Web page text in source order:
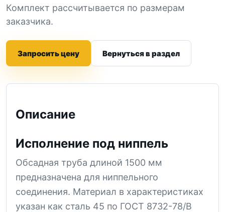
Комплект рассчитывается по размерам
заказчика.
Запросить цену Вернуться в раздел
Описание
Исполнение под ниппель
Обсадная труба длиной 1500 мм
предназначена для ниппельного
соединения. Материал в характеристиках
указан как сталь 45 по ГОСТ 8732-78/В